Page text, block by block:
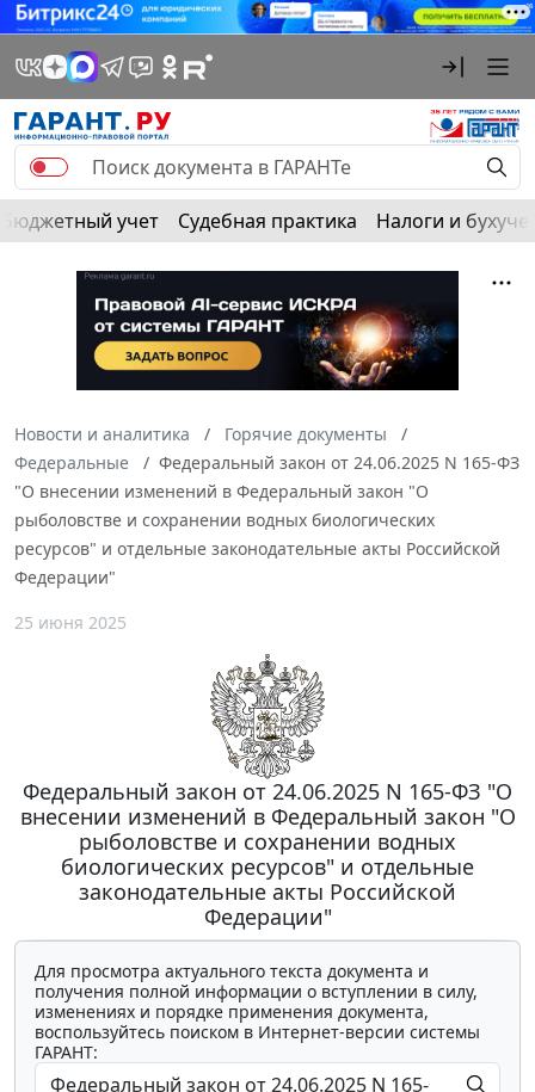
Бюджетный учет Судебная практика Налоги и
Новости и аналитика
Горячие документы
Федеральные
Федеральный закон от 24.06.2025 N 165-ФЗ
"О внесении изменений в Федеральный закон "О
рыболовстве и сохранении водных биологических
ресурсов" и отдельные законодательные акты Российской
Федерации"
25 июня 2025
Федеральный закон от 24.06.2025 N 165-ФЗ "О
внесении изменений в Федеральный закон "О
рыболовстве и сохранении водных
биологических ресурсов" и отдельные
законодательные акты Российской
Федерации"
Для просмотра актуального текста документа и
получения полной информации о вступлении в силу,
изменениях и порядке применения документа,
воспользуйтесь поиском в Интернет-версии системы
ГАРАНТ: